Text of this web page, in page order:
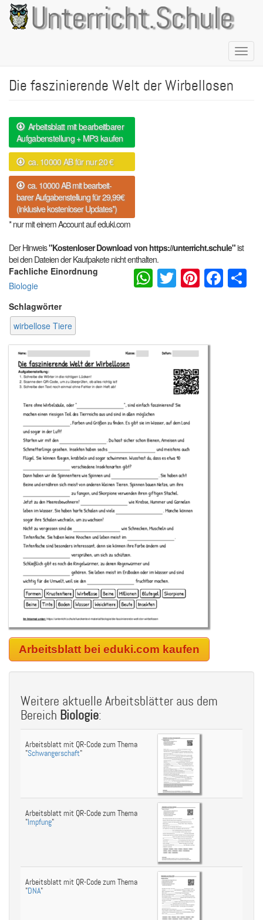
Direkt
zum
Inhalt
Unterricht.Schule
Die faszinierende Welt der Wirbellosen
Arbeitsblatt mit bearbeitbarer
Aufgabenstellung + MP3 kaufen
ca. 10000 AB für nur 20 €
ca. 10000 AB mit bearbeit-
barer Aufgabenstellung für 29,99€
(inklusive kostenloser Updates*)
* nur mit einem Account auf eduki.com
Der Hinweis"Kostenloser Download von https://unterricht.schule"ist
bei den Dateien der Kaufpakete nicht enthalten.
Fachliche Einordnung
Biologie
Schlagwörter
wirbellose Tiere
WhatsApp
Twitter
Arbeitsblatt bei eduki.com kaufen
Weitere aktuelle Arbeitsblätter aus dem
Bereich Biologie:
Arbeitsblatt mit QR-Code zum Thema
"Schwangerschaft"
Arbeitsblatt mit QR-Code zum Thema
"Impfung"
Arbeitsblatt mit QR-Code zum Thema
"DNA"